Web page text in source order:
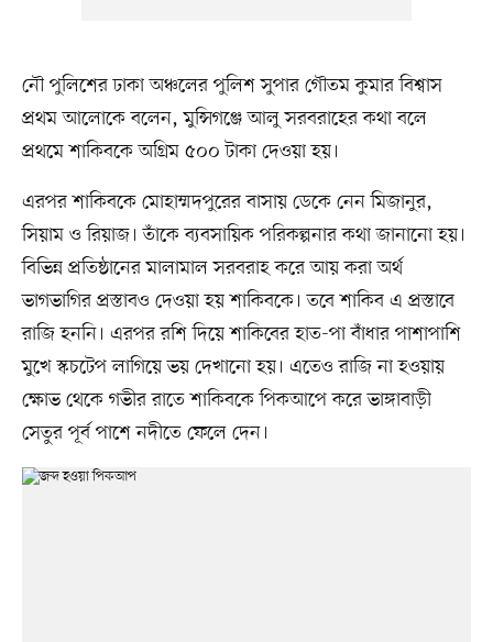
নৌ পুলিশের ঢাকা অঞ্চলের পুলিশ সুপার গৌতম কুমার বিশ্বাস
প্রথম আলোকে বলেন, মুন্সিগঞ্জে আলু সরবরাহের কথা বলে
প্রথমে শাকিবকে অগ্রিম ৫০০ টাকা দেওয়া হয়।
এরপর শাকিবকে মোহাম্মদপুরের বাসায় ডেকে নেন মিজানুর,
সিয়াম ও রিয়াজ। তাঁকে ব্যবসায়িক পরিকল্পনার কথা জানানো হয়।
বিভিন্ন প্রতিষ্ঠানের মালামাল সরবরাহ করে আয় করা অর্থ
ভাগভাগির প্রস্তাবও দেওয়া হয় শাকিবকে। তবে শাকিব এ প্রস্তাবে
রাজি হননি। এরপর রশি দিয়ে শাকিবের হাত-পা বাঁধার পাশাপাশি
মুখে স্কচটেপ লাগিয়ে ভয় দেখানো হয়। এতেও রাজি না হওয়ায়
ক্ষোভ থেকে গভীর রাতে শাকিবকে পিকআপে করে ভাঙ্গাবাড়ী
সেতুর পূর্ব পাশে নদীতে ফেলে দেন।